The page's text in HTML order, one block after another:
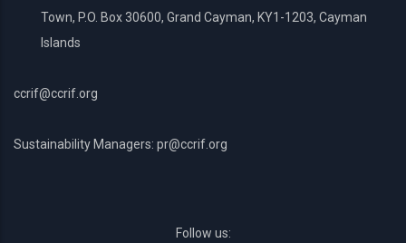
Town, P.O. Box 30600, Grand Cayman, KY1-1203, Cayman
Islands
ccrif@ccrif.org
Sustainability Managers: pr@ccrif.org
Follow us: